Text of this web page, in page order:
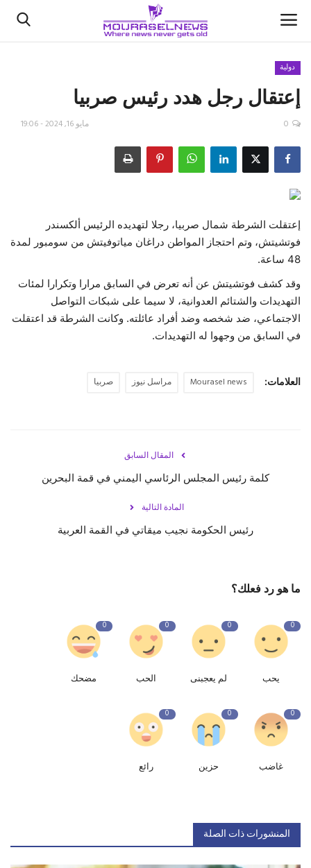
الأخبار
كتّابنا
السعودية
اقتصاد
علوم وتكنولوجيا
فيديو
حياة
دولية
إعتقال رجل هدد رئيس صربيا
مايو 16, 2024 - 19:06 0
إعتقلت الشرطة شمال صربيا، رجلا لتهديده الرئيس ألكسندر
فوتشيتش، وتم احتجاز المواطن دراغان مياتوفيتش من سومبور لمدة
48 ساعة.
وقد كشف فوتشيتش عن أنه تعرض في السابق مرارا وتكرارا لمئات
التهديدات والشتائم العدوانية، لا سيما على شبكات التواصل
الاجتماعي، ضد شخصه وضد أفراد عائلته. وكانت الشرطة قد اعتقلت
في السابق من وجهوا له التهديدات.
العلامات: Mourasel news مراسل نيوز صربيا
المقال السابق
‏كلمة رئيس المجلس الرئاسي اليمني في قمة البحرين
المادة التالية
رئيس الحكومة نجيب ميقاتي في القمة العربية
ما هو رد فعلك؟
0
يحب
0
لم يعجبنى
0
الحب
0
مضحك
0
غاضب
0
حزين
0
رائع
المنشورات ذات الصلة